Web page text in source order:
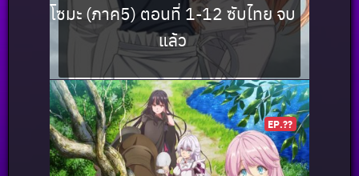
โซมะ (ภาค5) ตอนที่ 1-12 ซับไทย จบ
แล้ว
EP.??